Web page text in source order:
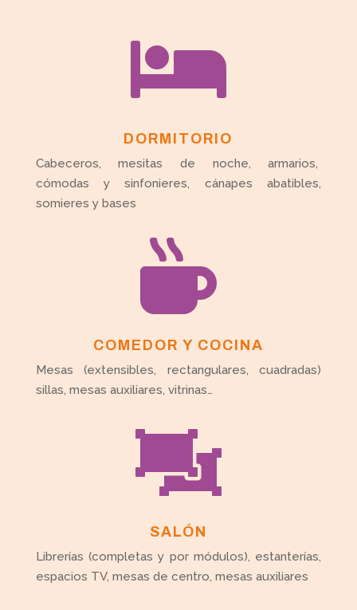

DORMITORIO
Cabeceros, mesitas de noche, armarios,
cómodas y sinfonieres, cánapes abatibles,
somieres y bases

COMEDOR Y COCINA
Mesas (extensibles, rectangulares, cuadradas)
sillas, mesas auxiliares, vitrinas…

SALÓN
Librerías (completas y por módulos), estanterías,
espacios TV, mesas de centro, mesas auxiliares